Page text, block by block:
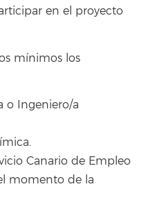
en el proyecto
mínimos los
o Ingeniero/a
Canario de Empleo
momento de la